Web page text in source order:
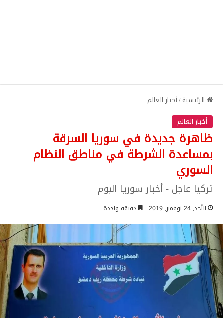
الرئيسية/أخبار العالم
أخبار العالم
ظاهرة جديدة في سوريا السرقة
بمساعدة الشرطة في مناطق النظام
السوري
تركيا عاجل - أخبار سوريا اليوم
الأحد, 24 نوفمبر, 2019 دقيقة واحدة